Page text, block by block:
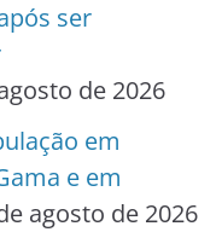
ser
de 2026
em
e em
agosto de 2026